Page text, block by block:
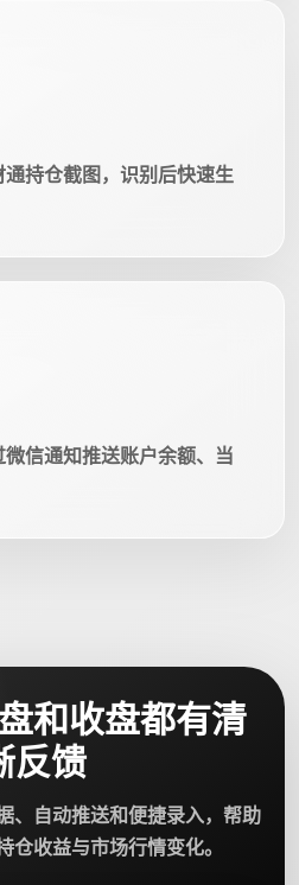
通持仓截图，识别后快速生
信通知推送账户余额、当
和收盘都有清
反馈
、自动推送和便捷录入，帮助
仓收益与市场行情变化。